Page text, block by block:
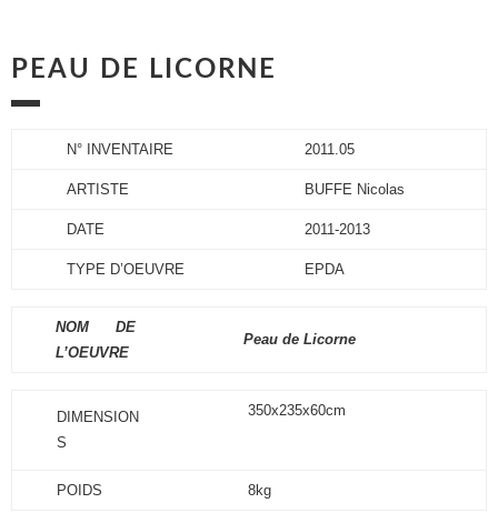
PEAU DE LICORNE
N° INVENTAIRE 2011.05
ARTISTE BUFFE Nicolas
DATE 2011-2013
TYPE D’OEUVRE EPDA
NOM DE
L’OEUVRE
Peau de Licorne
DIMENSION
S
350x235x60cm
POIDS 8kg